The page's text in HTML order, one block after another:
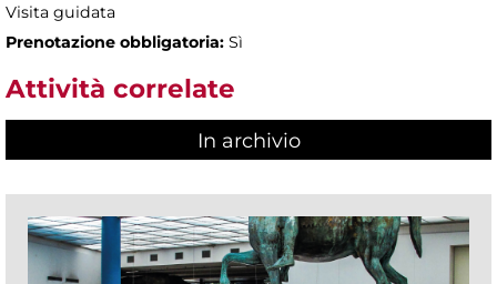
Visita guidata
Prenotazione obbligatoria: Sì
Attività correlate
In archivio